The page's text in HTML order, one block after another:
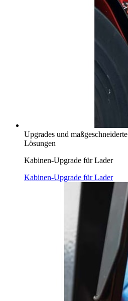
Upgrades und maßgeschneiderte
Lösungen
Kabinen-Upgrade für Lader
Kabinen-Upgrade für Lader